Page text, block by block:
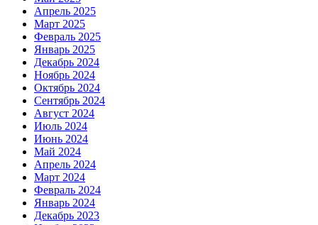
Апрель 2025
Март 2025
Февраль 2025
Январь 2025
Декабрь 2024
Ноябрь 2024
Октябрь 2024
Сентябрь 2024
Август 2024
Июль 2024
Июнь 2024
Май 2024
Апрель 2024
Март 2024
Февраль 2024
Январь 2024
Декабрь 2023